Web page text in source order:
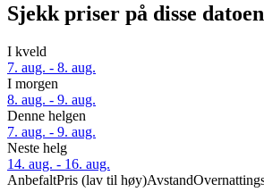
Sjekk priser på disse
I kveld
7. aug. - 8. aug.
I morgen
8. aug. - 9. aug.
Denne helgen
7. aug. - 9. aug.
Neste helg
14. aug. - 16. aug.
AnbefaltPris (lav til høy)Avstand